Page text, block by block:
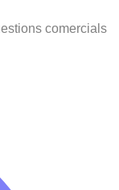
comercials